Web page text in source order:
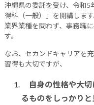
沖縄県の委託を受け、令和5
得科（一般）」を開講します
業界業種を問わず、事務職
す。
なお、セカンドキャリアを
習得も大切ですが、
自身の性格や大
るものをしっかり